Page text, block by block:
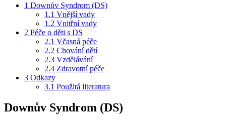
1 Downův Syndrom (DS)
1.1 Vnější vady
1.2 Vnitřní vady
2 Péče o děti s DS
2.1 Včasná péče
2.2 Chování dětí
2.3 Vzdělávání
2.4 Zdravotní péče
3 Odkazy
3.1 Použitá literatura
Downův Syndrom (DS)